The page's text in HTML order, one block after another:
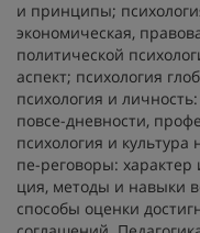
и принципы;
экономическая,
политической
аспект; психология
психология и
повсе-дневности,
психология и
пе-реговоры: характер
ция, методы и навыки
способы оценки